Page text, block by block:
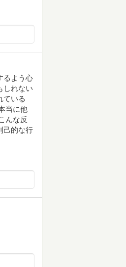
るよう心
しれない
ている
当に他
んな反
己的な行